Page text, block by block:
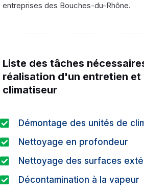
entreprises des Bouches-du-Rhône.
Liste des tâches
réalisation d'un entretien
climatiseur
Démontage des unités de
Nettoyage en profondeur
Nettoyage des surfaces
Décontamination à la vapeur